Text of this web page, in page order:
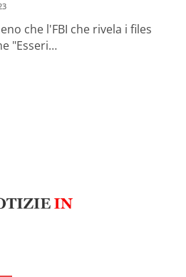
che l'FBI che rivela i files
"Esseri…